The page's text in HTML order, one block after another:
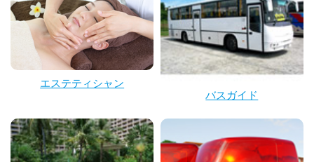
エステティシャン
バスガイド